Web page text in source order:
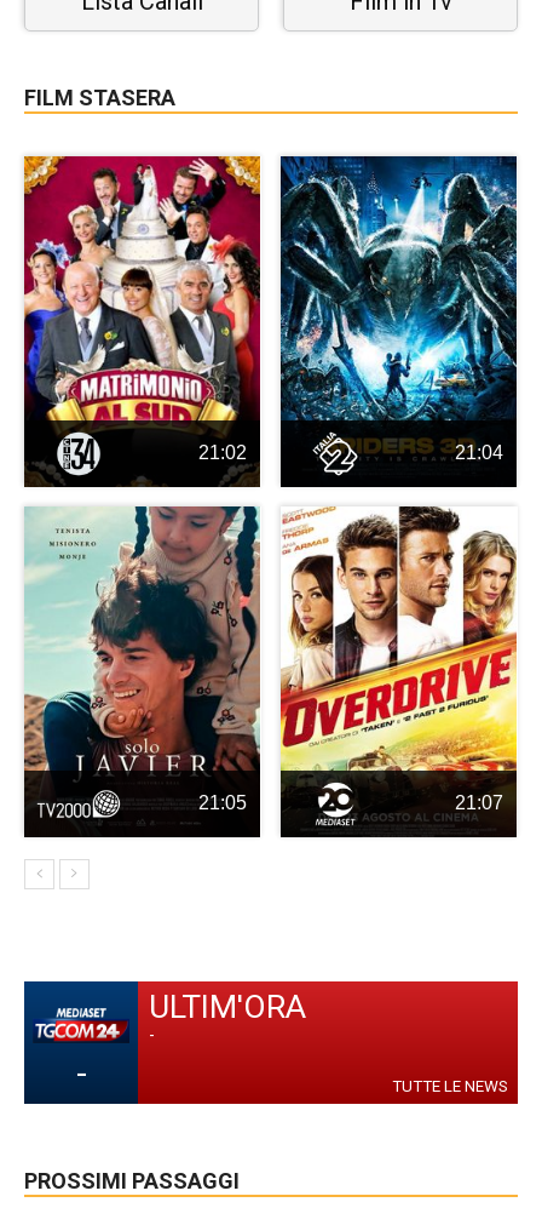
FILM STASERA
21:02 21:04
21:05 21:07
-
ULTIM'ORA
-
TUTTE LE NEWS
PROSSIMI PASSAGGI